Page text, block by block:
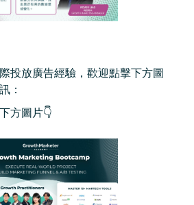
投放廣告經驗，歡迎點擊下方圖
：
方圖片👇